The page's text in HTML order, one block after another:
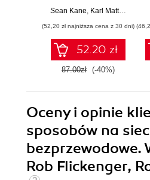
Praktyczne
Wydanie III
Sean Kane Karl Matthias
(52,20 zł najniższa cena z 30 dni)
52.20 zł
87.00zł (-40%)
Oceny i opinie
sposobów na
bezprzewodowe.
Rob Flickenger,